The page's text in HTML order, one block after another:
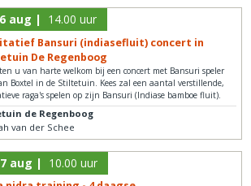
aug | 14.00 uur
Bansuri (indiasefluit) concert in
De Regenboog
u van harte welkom bij een concert met Bansuri speler
Boxtel in de Stiltetuin. Kees zal een aantal verstillende,
raga's spelen op zijn Bansuri (Indiase bamboe fluit).
de Regenboog
van der Schee
aug | 10.00 uur